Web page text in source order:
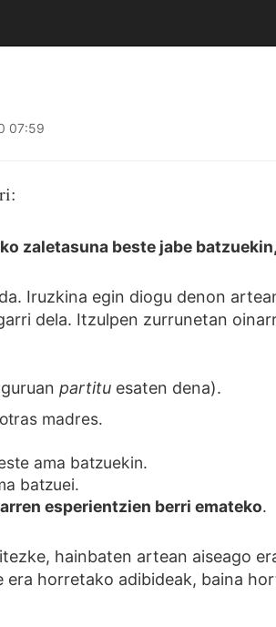
07:59
zaletasuna beste jabe
Iruzkina egin diogu denon
dela. Itzulpen zurrunetan
partitu esaten dena).
madres.
ama batzuekin.
batzuei.
esperientzien berri emateko.
hainbaten artean aiseago
horretako adibideak, baina